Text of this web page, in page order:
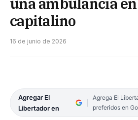
capitalino
16 de junio de 2026
Agregar El
Libertador en
Agrega El
preferidos en